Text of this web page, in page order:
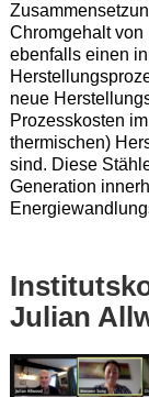
Chromgehalt von
ebenfalls einen
neue
Prozesskosten
thermischen)
sind. Diese
Generation
Julian